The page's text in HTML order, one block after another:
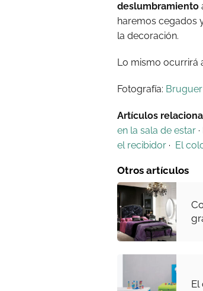
deslumbramiento
haremos cegados
la decoración.
Lo mismo ocurrirá
Fotografía: Bruguer
Artículos
en la sala de estar ·
el recibidor · El
Otros artículos
El